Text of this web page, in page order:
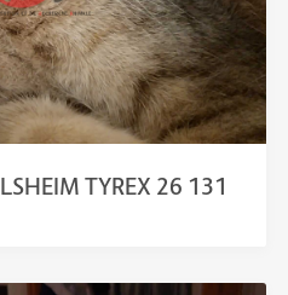
TYREX 26 131